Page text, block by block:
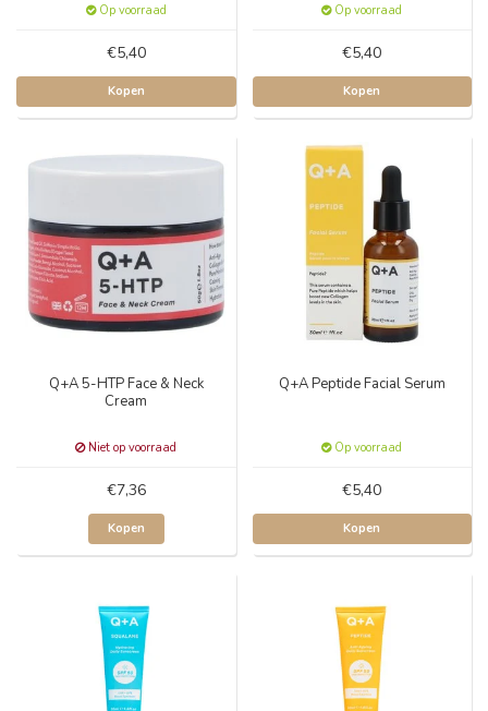
Op voorraad
€5,40
Kopen
Op voorraad
€5,40
Kopen
Q+A 5-HTP Face & Neck
Cream
Niet op voorraad
€7,36
Kopen
Q+A Peptide Facial Serum
Op voorraad
€5,40
Kopen